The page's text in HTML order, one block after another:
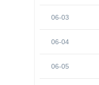
06-03
06-04
06-05